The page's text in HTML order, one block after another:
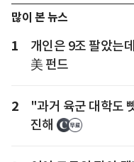
많이 본 뉴스
1
개인은 9조 팔았는
美 펀드
2
"과거 육군 대학도
진해